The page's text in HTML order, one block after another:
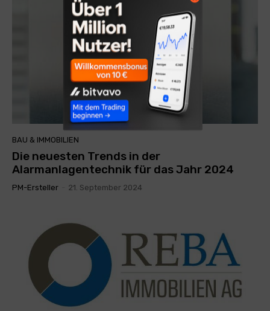
BAU & IMMOBILIEN
Die neuesten Trends in der
Alarmanlagentechnik für das Jahr 2024
PM-Ersteller 21. September 2024